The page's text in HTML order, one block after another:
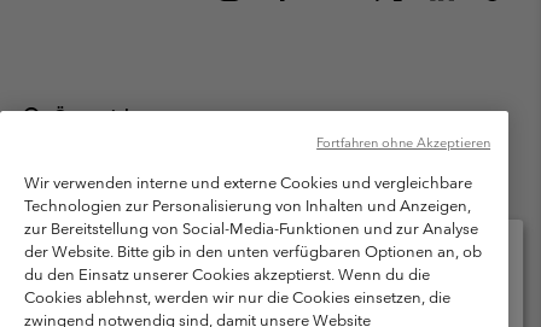
Österreich
Columbia Sportswear Austria GmbH. Moosfeldstraße 1, 5101
Bergheim, Salzburg Österreich. Alle Rechte vorbehalten.
Nutzungsbedingungen
Allgemeine Verkaufsbedingungen
Garantie
Datenschutzerklärung
Bestimmungen und Bedingungen des Mitglieder Programms
Wir verwenden interne und externe Cookies und vergleichbare
Technologien zur Personalisierung von Inhalten und Anzeigen,
zur Bereitstellung von Social-Media-Funktionen und zur Analyse
der Website. Bitte gib in den unten verfügbaren Optionen an, ob
du den Einsatz unserer Cookies akzeptierst. Wenn du die
Cookies ablehnst, werden wir nur die Cookies einsetzen, die
zwingend notwendig sind, damit unsere Website
Fortfahren ohne Akzeptieren
Bitte wählen Sie Ihr Lieferland und Ihre Sprache